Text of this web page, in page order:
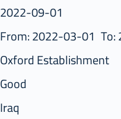
2022-09-01
From: 2022-03-01
Oxford Establishment
Good
Iraq